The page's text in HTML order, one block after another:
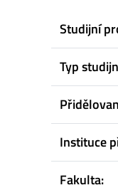
Studijní
Typ
Instituce
Fakulta: